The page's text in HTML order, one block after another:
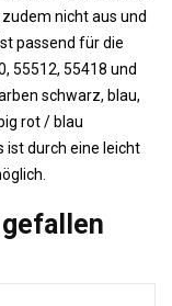
nicht aus und
passend für die
55512, 55418 und
schwarz, blau,
rot / blau
ist durch eine leicht